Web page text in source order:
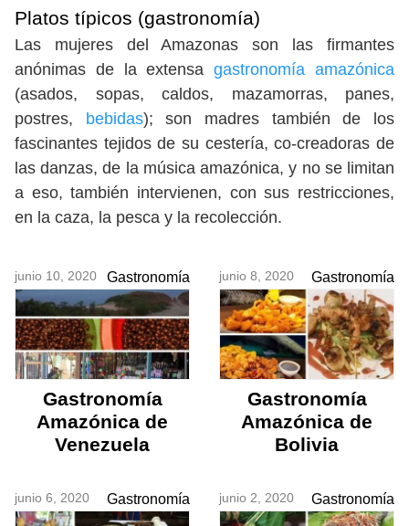
Platos típicos (gastronomía)
Las mujeres del Amazonas son las firmantes
anónimas de la extensagastronomía amazónica
(asados, sopas, caldos, mazamorras, panes,
postres,
bebidas); son madres también de los
fascinantes tejidos de su cestería, co-creadoras de
las danzas, de la música amazónica, y no se limitan
a eso, también intervienen, con sus restricciones,
en la caza, la pesca y la recolección.
junio 10, 2020 Gastronomía
Gastronomía
Amazónica de
Venezuela
junio 8, 2020 Gastronomía
Gastronomía
Amazónica de
Bolivia
junio 6, 2020 Gastronomía junio 2, 2020 Gastronomía